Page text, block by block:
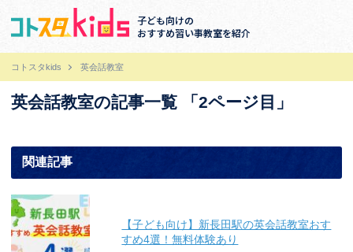
子ども向けの
おすすめ習い事教室を紹介
コトスタkids 英会話教室
英会話教室の記事一覧 「2ページ目」
関連記事
【子ども向け】新長田駅の英会話教室おす
すめ4選！無料体験あり